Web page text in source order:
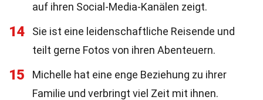
auf ihren Social-Media-Kanälen zeigt.
14
Sie ist eine leidenschaftliche Reisende und
teilt gerne Fotos von ihren Abenteuern.
15
Michelle hat eine enge Beziehung zu ihrer
Familie und verbringt viel Zeit mit ihnen.